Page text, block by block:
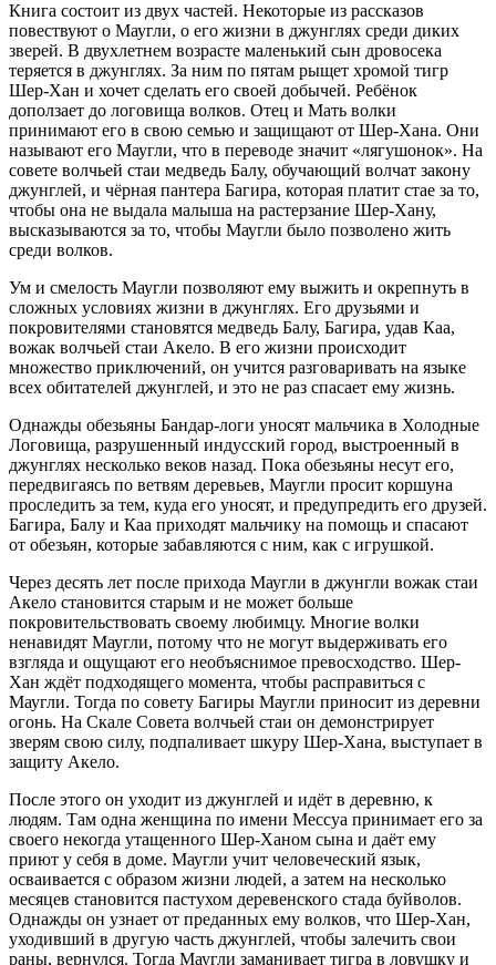
Книга состоит из двух частей. Некоторые из рассказов
повествуют о Маугли, о его жизни в джунглях среди диких
зверей. В двухлетнем возрасте маленький сын дровосека
теряется в джунглях. За ним по пятам рыщет хромой тигр
Шер-Хан и хочет сделать его своей добычей. Ребёнок
доползает до логовища волков. Отец и Мать волки
принимают его в свою семью и защищают от Шер-Хана. Они
называют его Маугли, что в переводе значит «лягушонок». На
совете волчьей стаи медведь Балу, обучающий волчат закону
джунглей, и чёрная пантера Багира, которая платит стае за то,
чтобы она не выдала малыша на растерзание Шер-Хану,
высказываются за то, чтобы Маугли было позволено жить
среди волков.
Ум и смелость Маугли позволяют ему выжить и окрепнуть в
сложных условиях жизни в джунглях. Его друзьями и
покровителями становятся медведь Балу, Багира, удав Каа,
вожак волчьей стаи Акело. В его жизни происходит
множество приключений, он учится разговаривать на языке
всех обитателей джунглей, и это не раз спасает ему жизнь.
Однажды обезьяны Бандар-логи уносят мальчика в Холодные
Логовища, разрушенный индусский город, выстроенный в
джунглях несколько веков назад. Пока обезьяны несут его,
передвигаясь по ветвям деревьев, Маугли просит коршуна
проследить за тем, куда его уносят, и предупредить его друзей.
Багира, Балу и Каа приходят мальчику на помощь и спасают
от обезьян, которые забавляются с ним, как с игрушкой.
Через десять лет после прихода Маугли в джунгли вожак стаи
Акело становится старым и не может больше
покровительствовать своему любимцу. Многие волки
ненавидят Маугли, потому что не могут выдерживать его
взгляда и ощущают его необъяснимое превосходство. Шер-
Хан ждёт подходящего момента, чтобы расправиться с
Маугли. Тогда по совету Багиры Маугли приносит из деревни
огонь. На Скале Совета волчьей стаи он демонстрирует
зверям свою силу, подпаливает шкуру Шер-Хана, выступает в
защиту Акело.
После этого он уходит из джунглей и идёт в деревню, к
людям. Там одна женщина по имени Мессуа принимает его за
своего некогда утащенного Шер-Ханом сына и даёт ему
приют у себя в доме. Маугли учит человеческий язык,
осваивается с образом жизни людей, а затем на несколько
месяцев становится пастухом деревенского стада буйволов.
Однажды он узнает от преданных ему волков, что Шер-Хан,
уходивший в другую часть джунглей, чтобы залечить свои
раны, вернулся. Тогда Маугли заманивает тигра в ловушку и